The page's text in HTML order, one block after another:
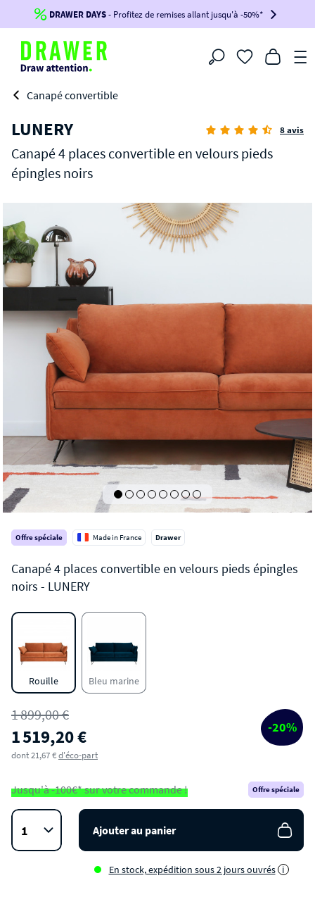
Jusqu'à-100€*sur votre commande !
BIKINI100
-voir conditions en bas de page-
DRAWER DAYS- Profitez de remises allant jusqu'à -50%*
Filtrer
Canapé convertible
LUNERY
Canapé 4 places convertible en velours pieds
épingles noirs
8 avis
Offre spéciale Made in France Drawer
LUNERY
Canapé 4 places convertible en velours pieds
épingles noirs
Rouille Bleu marine
1 899,00 €
1 519,20 € -20%
dont 21,67 €d'éco-part
Jusqu'à -100€* sur votre commande ! Offre spéciale
Ajouter au panier
En stock, expédition sous 2 jours ouvrés i